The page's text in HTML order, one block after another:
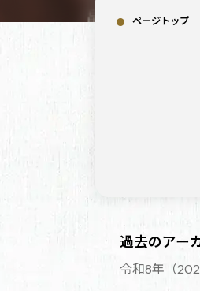
ページトップ
過去のアー
令和8年（